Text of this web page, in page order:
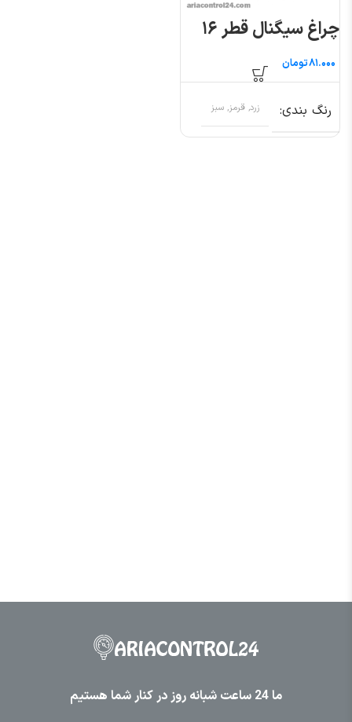
چراغ سیگنال قطر ۱۶
تومان
رنگ بندی زرد, قرمز, سبز
ما 24 ساعت شبانه روز در کنار شما هستیم